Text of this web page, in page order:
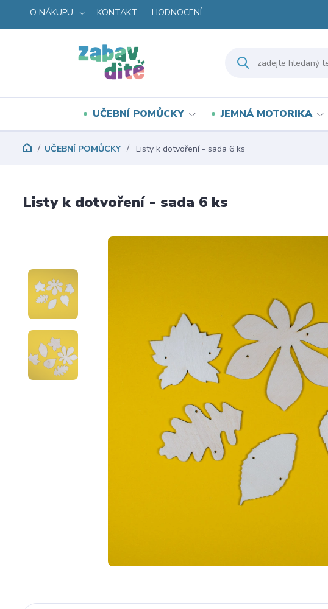
O NÁKUPU KONTAKT HODNOCENÍ
UČEBNÍ POMŮCKY JEMNÁ MOTORIKA
UČEBNÍ POMŮCKY Listy k dotvoření - sada 6 ks
Listy k dotvoření - sada 6 ks